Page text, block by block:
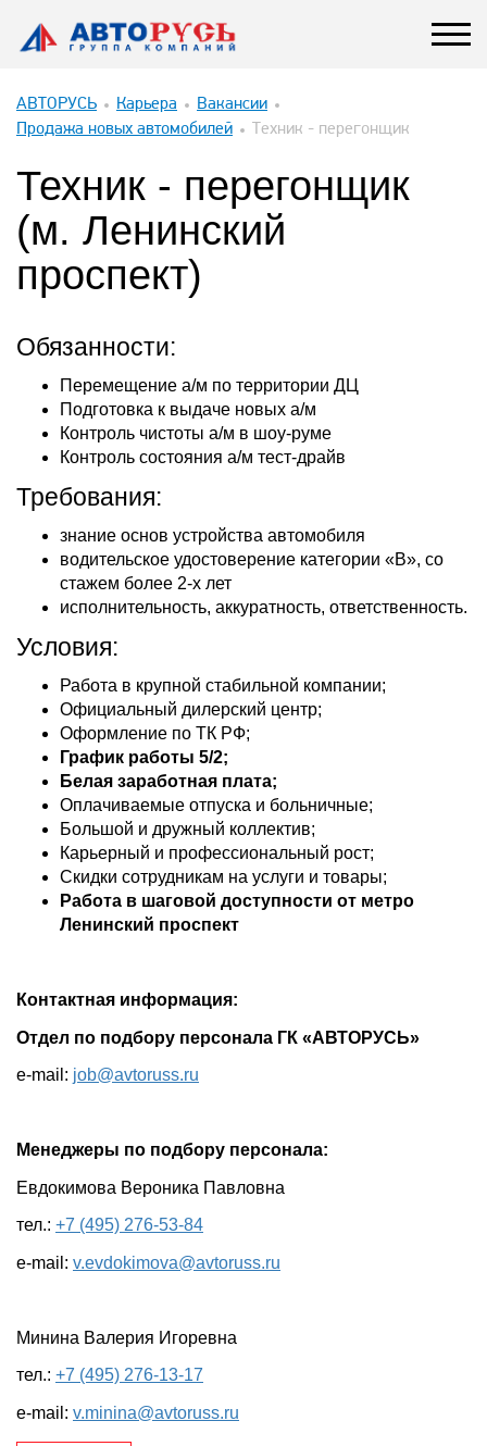
АВТОРУСЬ Карьера
Вакансии
Продажа новых автомобилей
Техник - перегонщик
Техник - перегонщик
(м. Ленинский
проспект)
Обязанности:
Перемещение а/м по территории ДЦ
Подготовка к выдаче новых а/м
Контроль чистоты а/м в шоу-руме
Контроль состояния а/м тест-драйв
Требования:
знание основ устройства автомобиля
водительское удостоверение категории «В», со
стажем более 2-х лет
исполнительность, аккуратность, ответственность.
Условия:
Работа в крупной стабильной компании;
Официальный дилерский центр;
Оформление по ТК РФ;
График работы 5/2;
Белая заработная плата;
Оплачиваемые отпуска и больничные;
Большой и дружный коллектив;
Карьерный и профессиональный рост;
Скидки сотрудникам на услуги и товары;
Работа в шаговой доступности от метро
Ленинский проспект
Контактная информация:
Отдел по подбору персонала ГК «АВТОРУСЬ»
e-mail: job@avtoruss.ru
Менеджеры по подбору персонала:
Евдокимова Вероника Павловна
тел.: +7 (495) 276-53-84
e-mail: v.evdokimova@avtoruss.ru
Минина Валерия Игоревна
тел.: +7 (495) 276-13-17
e-mail: v.minina@avtoruss.ru